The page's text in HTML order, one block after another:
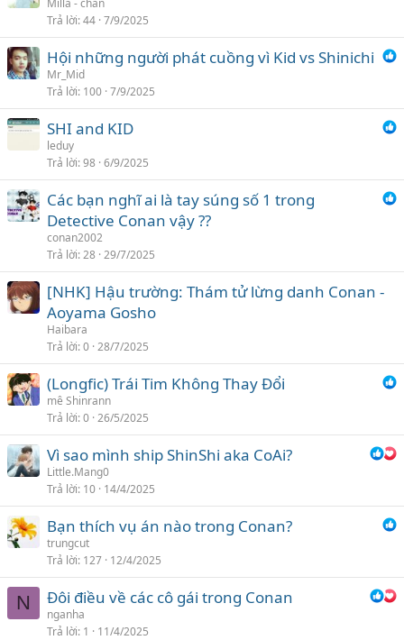
Milla - chan
Trả lời 44 7/9/2025
Hội những người phát cuồng vì Kid vs Shinichi
Mr_Mid
Trả lời 100 7/9/2025
SHI and KID
leduy
Trả lời 98 6/9/2025
Các bạn nghĩ ai là tay súng số 1 trong
Detective Conan vậy ??
conan2002
Trả lời 28 29/7/2025
[NHK] Hậu trường: Thám tử lừng danh Conan -
Aoyama Gosho
Haibara
Trả lời 0 28/7/2025
(Longfic) Trái Tim Không Thay Đổi
mê Shinrann
Trả lời 0 26/5/2025
Vì sao mình ship ShinShi aka CoAi?
Little.Mang0
Trả lời 10 14/4/2025
Bạn thích vụ án nào trong Conan?
trungcut
Trả lời 127 12/4/2025
N Đôi điều về các cô gái trong Conan
nganha
Trả lời 1 11/4/2025